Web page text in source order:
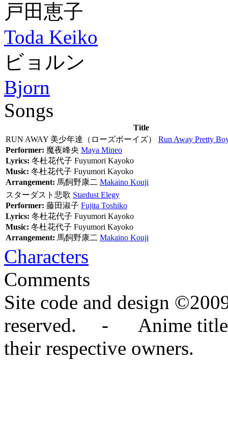
戸田恵子
Toda Keiko
ビョルン
Bjorn
Songs
Title
RUN AWAY 美少年達（ローズボーイズ）
Run Away Pretty
Performer: 魔夜峰央 Maya Mineo
Lyrics: 冬杜花代子 Fuyumori Kayoko
Music: 冬杜花代子 Fuyumori Kayoko
Arrangement: 馬飼野康二 Makaino Kouji
スターダスト悲歌 Stardust Elegy
Performer: 藤田淑子 Fujita Toshiko
Lyrics: 冬杜花代子 Fuyumori Kayoko
Music: 冬杜花代子 Fuyumori Kayoko
Arrangement: 馬飼野康二 Makaino Kouji
Characters
Comments
Site code and design
reserved. - Anime titles,
their respective owners.